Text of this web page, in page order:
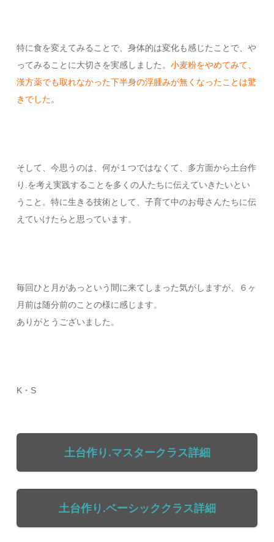
特に食を変えてみることで、身体的は変化も感じたことで、や
ってみることに大切さを実感しました。小麦粉をやめてみて、
漢方薬でも取れなかった下半身の浮腫みが無くなったことは驚
きでした。
そして、今思うのは、何が１つではなくて、多方面から土台作
り.を考え実践することを多くの人たちに伝えていきたいとい
うこと。特に生きる技術として、子育て中のお母さんたちに伝
えていけたらと思っています。
毎回ひと月があっという間に来てしまった気がしますが、６ヶ
月前は随分前のことの様に感じます。
ありがとうございました。
K・S
土台作り.マスタークラス詳細
土台作り.ベーシッククラス詳細